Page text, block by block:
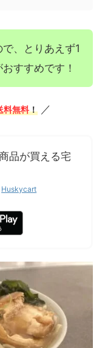
、とりあえず1
すすめです！
料無料！ ／
品が買える宅
Huskycart